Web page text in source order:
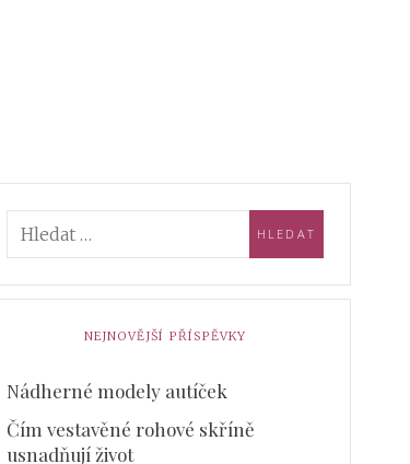
NEJNOVĚJŠÍ PŘÍSPĚVKY
Nádherné modely autíček
Čím vestavěné rohové skříně
usnadňují život